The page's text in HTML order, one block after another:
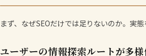
まず、なぜSEOだけでは足りないのか。実態
ユーザーの情報探索ルートが多